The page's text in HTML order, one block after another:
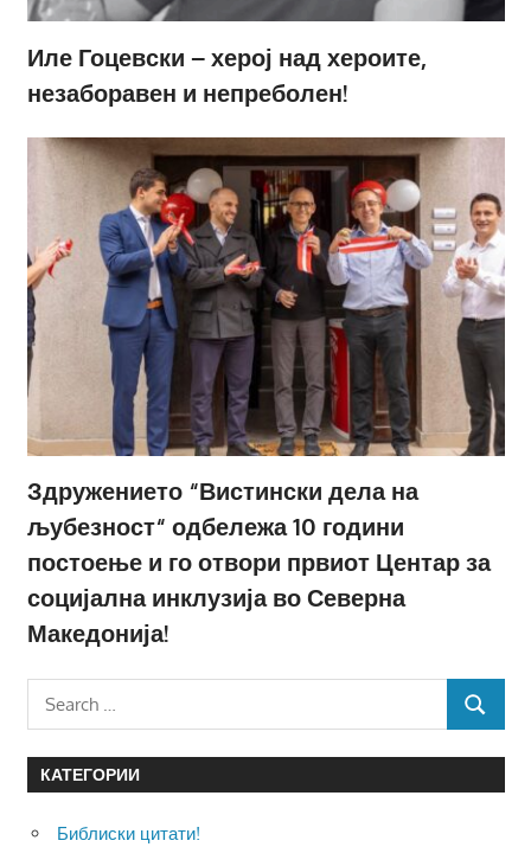
Иле Гоцевски – херој над хероите,
незаборавен и непреболен!
Здружението “Вистински дела на
љубезност“ одбележа 10 години
постоење и го отвори првиот Центар за
социјална инклузија во Северна
Македонија!
Search
for:
SEARCH
КАТЕГОРИИ
Библиски цитати!